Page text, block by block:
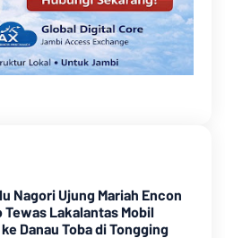
Nagori Ujung Mariah Encon
Tewas Lakalantas Mobil
Danau Toba di Tongging